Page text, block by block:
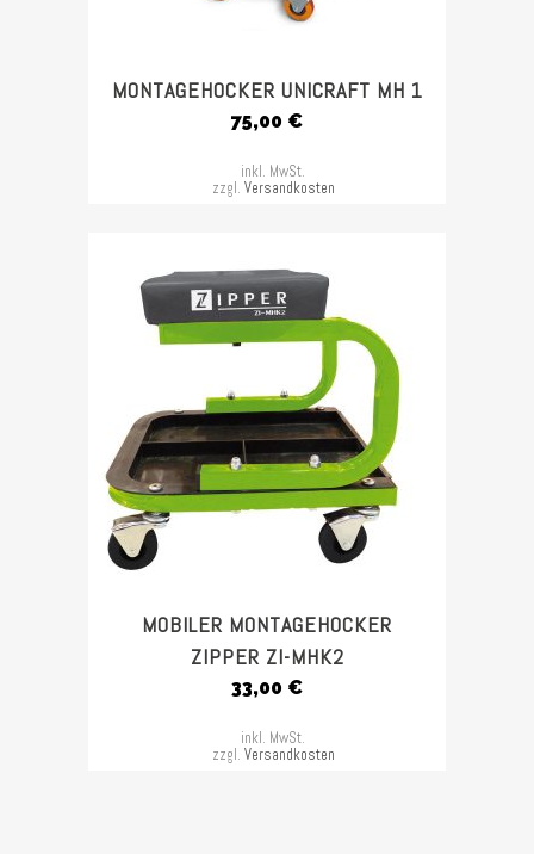
MONTAGEHOCKER UNICRAFT MH 1
75,00 €
inkl. MwSt.
zzgl. Versandkosten
MOBILER MONTAGEHOCKER
ZIPPER ZI-MHK2
33,00 €
inkl. MwSt.
zzgl. Versandkosten